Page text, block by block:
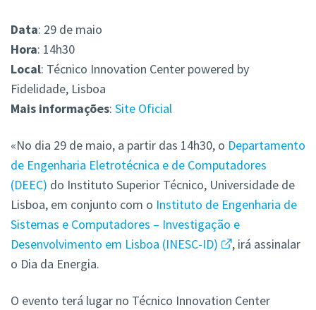
Data: 29 de maio
Hora: 14h30
Local: Técnico Innovation Center powered by
Fidelidade, Lisboa
Mais informações: Site Oficial
«No dia 29 de maio, a partir das 14h30, o Departamento
de Engenharia Eletrotécnica e de Computadores
(DEEC) do Instituto Superior Técnico, Universidade de
Lisboa, em conjunto com o Instituto de Engenharia de
Sistemas e Computadores – Investigação e
Desenvolvimento em Lisboa (INESC-ID)
, irá assinalar
o Dia da Energia.
O evento terá lugar no Técnico Innovation Center